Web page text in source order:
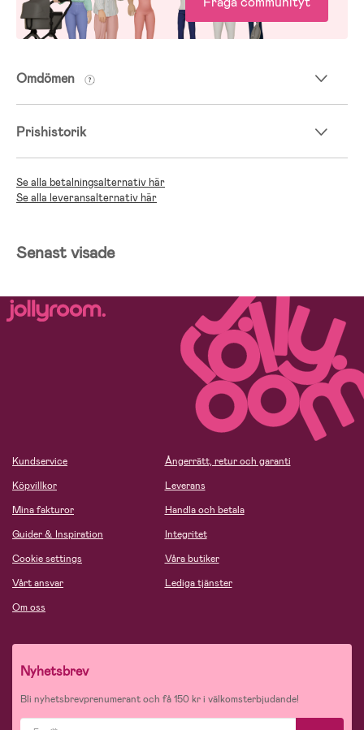
Omdömen
Prishistorik
Se alla betalningsalternativ här
Se alla leveransalternativ här
Senast visade
Kundservice
Köpvillkor
Mina fakturor
Guider & Inspiration
Cookie settings
Vårt ansvar
Om oss
Ångerrätt, retur och garanti
Leverans
Handla och betala
Integritet
Våra butiker
Lediga tjänster
Nyhetsbrev
Bli nyhetsbrevprenumerant och få 150 kr i välkomsterbjudande!